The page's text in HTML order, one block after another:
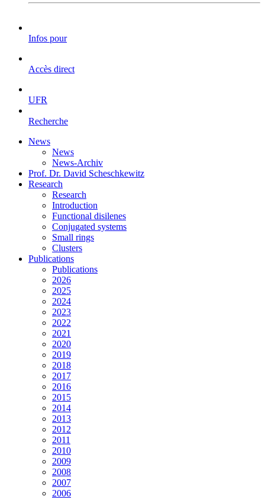
Infos pour
Accès direct
UFR
Recherche
News
News
News-Archiv
Prof. Dr. David Scheschkewitz
Research
Research
Introduction
Functional disilenes
Conjugated systems
Small rings
Clusters
Publications
Publications
2026
2025
2024
2023
2022
2021
2020
2019
2018
2017
2016
2015
2014
2013
2012
2011
2010
2009
2008
2007
2006